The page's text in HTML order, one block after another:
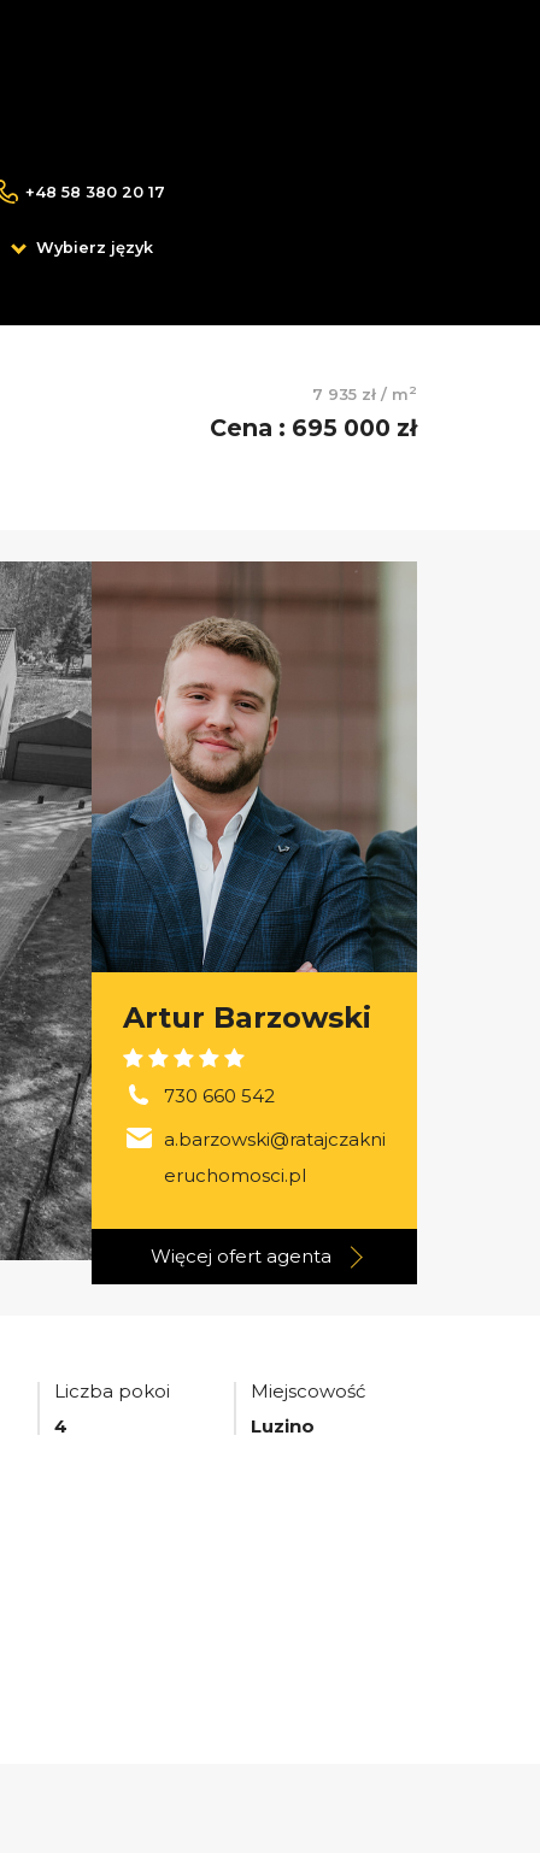
+48 58 380 20 17
Wybierz język
7 935 zł / m2
Cena : 695 000 zł
Artur Barzowski
730 660 542
a.barzowski@ratajczakni
eruchomosci.pl
Więcej ofert agenta
Liczba pokoi
4
Miejscowość
Luzino